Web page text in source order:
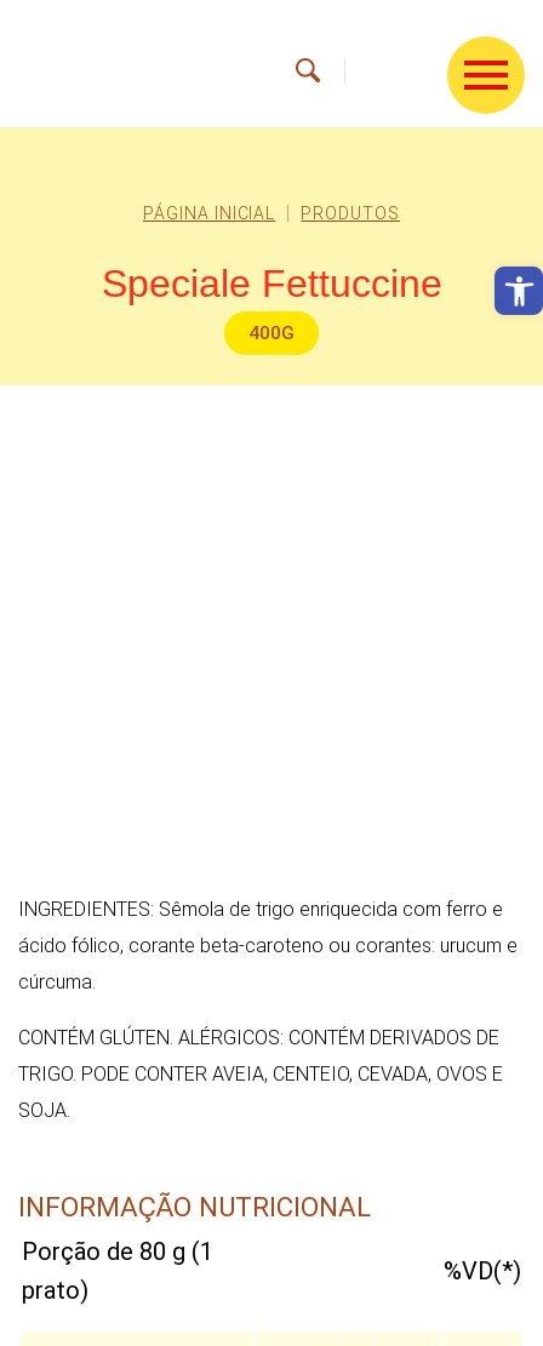
PÁGINA INICIAL PRODUTOS
Speciale Fettuccine
400G
INGREDIENTES: Sêmola de trigo enriquecida com ferro e
ácido fólico, corante beta-caroteno ou corantes: urucum e
cúrcuma.
CONTÉM GLÚTEN. ALÉRGICOS: CONTÉM DERIVADOS DE
TRIGO. PODE CONTER AVEIA, CENTEIO, CEVADA, OVOS E
SOJA.
INFORMAÇÃO NUTRICIONAL
Porção de 80 g (1
prato)
%VD(*)